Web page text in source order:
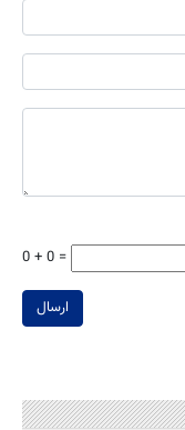
0 + 0 =
ارسال